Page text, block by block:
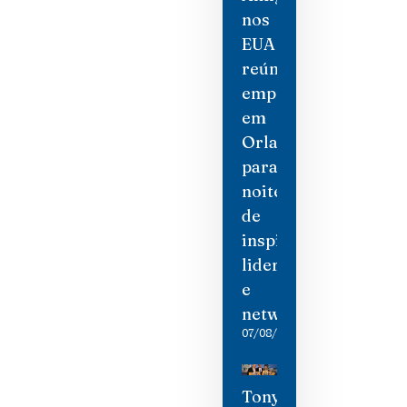
nos
EUA
reúne
empresárias
em
Orlando
para
noite
de
inspiração,
liderança
e
networking
07/08/2026
Tony